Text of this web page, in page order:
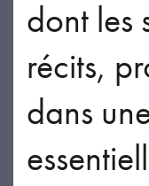
dont les
récits,
dans